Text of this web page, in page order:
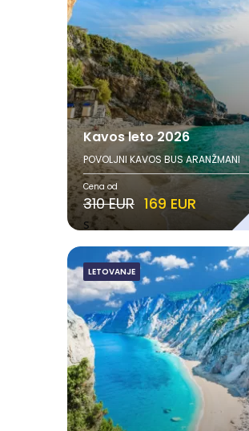
Kavos leto 2026
POVOLJNI KAVOS BUS ARANŽMANI
Cena od
310 EUR 169 EUR
s
19.08.2026. -
Pogledaj
LETOVANJE
Kefalonija leto
12.08.2026. -
21.08.2026. -
30.08.2026. -